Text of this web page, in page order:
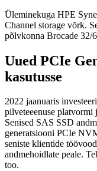
Üleminekuga HPE
Channel storage võrk.
põlvkonna Brocade 32/
Uued PCIe
kasutusse
2022 jaanuaris
pilveteeenuse platvormi
Senised SAS SSD
generatsiooni PCIe
seniste klientide
andmehoidlate peale.
too.